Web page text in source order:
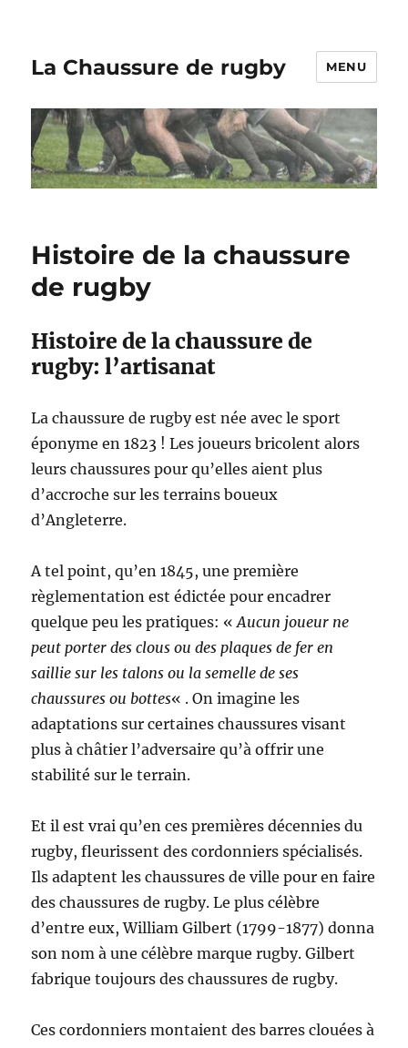
La Chaussure de rugby MENU
Histoire de la chaussure
de rugby
Histoire de la chaussure de
rugby: l’artisanat
La chaussure de rugby est née avec le sport
éponyme en 1823 ! Les joueurs bricolent alors
leurs chaussures pour qu’elles aient plus
d’accroche sur les terrains boueux
d’Angleterre.
A tel point, qu’en 1845, une première
règlementation est édictée pour encadrer
quelque peu les pratiques: «Aucun joueur ne
peut porter des clous ou des plaques de fer en
saillie sur les talons ou la semelle de ses
chaussures ou bottes« . On imagine les
adaptations sur certaines chaussures visant
plus à châtier l’adversaire qu’à offrir une
stabilité sur le terrain.
Et il est vrai qu’en ces premières décennies du
rugby, fleurissent des cordonniers spécialisés.
Ils adaptent les chaussures de ville pour en faire
des chaussures de rugby. Le plus célèbre
d’entre eux, William Gilbert (1799-1877) donna
son nom à une célèbre marque rugby. Gilbert
fabrique toujours des chaussures de rugby.
Ces cordonniers montaient des barres clouées à